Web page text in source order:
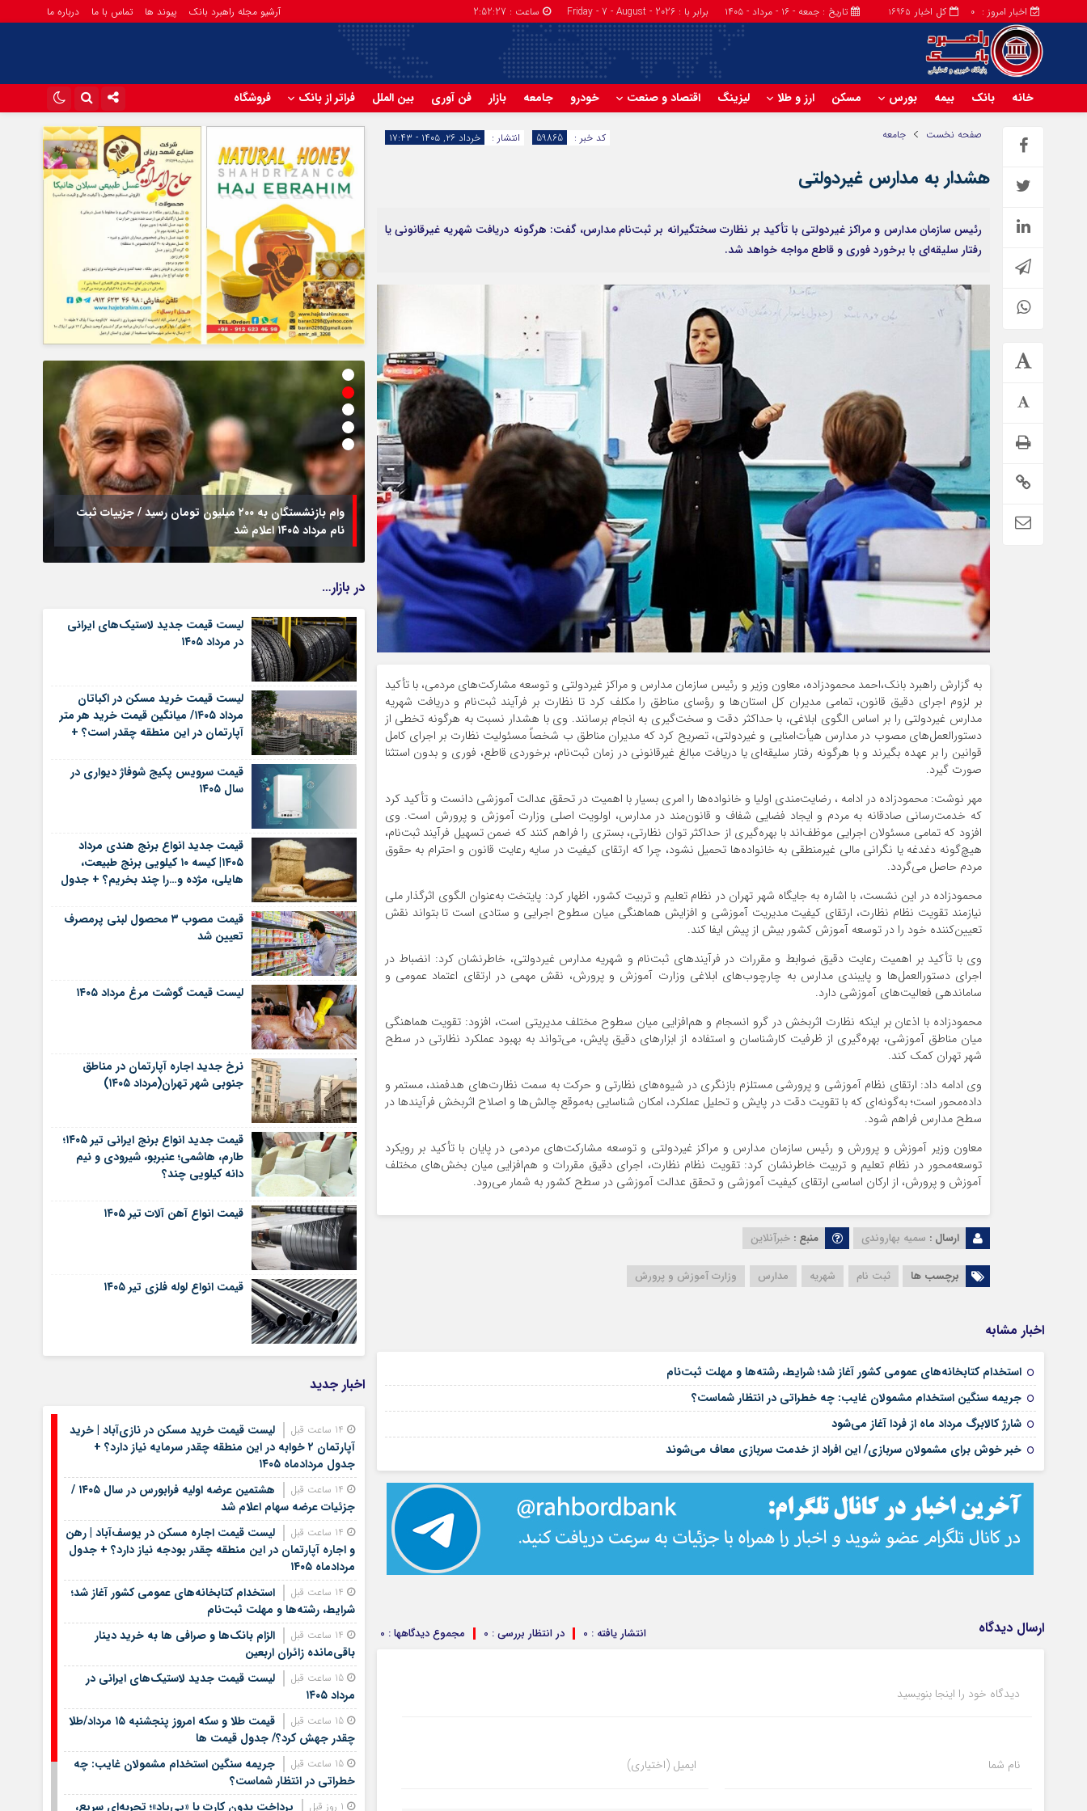
کل اخبار 16965 اخبار امروز : 0 تاریخ : جمعه - ۱۶ - مرداد - ۱۴۰۵ برابر با : Friday - 7 - August - 2026 ساعت : 2:52:28 آرشیو مجله راهبرد بانک پیوند ها تماس با ما درباره ما
خانه بانک بیمه بورس مسکن ارز و طلا لیزینگ اقتصاد و صنعت خودرو جامعه بازار فن آوری بین الملل فراتر از بانک فروشگاه
اینستاگرام
تلگرام
آپارات
صفحه نخست جامعه انتشار : خرداد ۲۶, ۱۴۰۵ - ۱۷:۴۳ کد خبر : 59865
هشدار به مدارس غیردولتی
رئیس سازمان مدارس و مراکز غیردولتی با تأکید بر نظارت سختگیرانه بر ثبت‌نام مدارس، گفت: هرگونه دریافت شهریه غیرقانونی یا
رفتار سلیقه‌ای با برخورد فوری و قاطع مواجه خواهد شد.
به گزارش راهبرد بانک،احمد محمودزاده، معاون وزیر و رئیس سازمان مدارس و مراکز غیردولتی و توسعه مشارکت‌های مردمی، با تأکید
بر لزوم اجرای دقیق قانون، تمامی مدیران کل استان‌ها و رؤسای مناطق را مکلف کرد تا نظارت بر فرآیند ثبت‌نام و دریافت شهریه
مدارس غیردولتی را بر اساس الگوی ابلاغی، با حداکثر دقت و سخت‌گیری به انجام برسانند. وی با هشدار نسبت به هرگونه تخطی از
دستورالعمل‌های مصوب در مدارس هیأت‌امنایی و غیردولتی، تصریح کرد که مدیران مناطق ب شخصاً مسئولیت نظارت بر اجرای کامل
قوانین را بر عهده بگیرند و با هرگونه رفتار سلیقه‌ای یا دریافت مبالغ غیرقانونی در زمان ثبت‌نام، برخوردی قاطع، فوری و بدون استثنا
صورت گیرد.
مهر نوشت: محمودزاده در ادامه ، رضایت‌مندی اولیا و خانواده‌ها را امری بسیار با اهمیت در تحقق عدالت آموزشی دانست و تأکید کرد
که خدمت‌رسانی صادقانه به مردم و ایجاد فضایی شفاف و قانون‌مند در مدارس، اولویت اصلی وزارت آموزش و پرورش است. وی
افزود که تمامی مسئولان اجرایی موظف‌اند با بهره‌گیری از حداکثر توان نظارتی، بستری را فراهم کنند که ضمن تسهیل فرآیند ثبت‌نام،
هیچ‌گونه دغدغه یا نگرانی مالی غیرمنطقی به خانواده‌ها تحمیل نشود، چرا که ارتقای کیفیت در سایه رعایت قانون و احترام به حقوق
مردم حاصل می‌گردد.
محمودزاده در این نشست، با اشاره به جایگاه شهر تهران در نظام تعلیم و تربیت کشور، اظهار کرد: پایتخت به‌عنوان الگوی اثرگذار ملی
نیازمند تقویت نظام نظارت، ارتقای کیفیت مدیریت آموزشی و افزایش هماهنگی میان سطوح اجرایی و ستادی است تا بتواند نقش
تعیین‌کننده خود را در توسعه آموزش کشور بیش از پیش ایفا کند.
وی با تأکید بر اهمیت رعایت دقیق ضوابط و مقررات در فرآیندهای ثبت‌نام و شهریه مدارس غیردولتی، خاطرنشان کرد: انضباط در
اجرای دستورالعمل‌ها و پایبندی مدارس به چارچوب‌های ابلاغی وزارت آموزش و پرورش، نقش مهمی در ارتقای اعتماد عمومی و
ساماندهی فعالیت‌های آموزشی دارد.
محمودزاده با اذعان بر اینکه نظارت اثربخش در گرو انسجام و هم‌افزایی میان سطوح مختلف مدیریتی است، افزود: تقویت هماهنگی
میان مناطق آموزشی، بهره‌گیری از ظرفیت کارشناسان و استفاده از ابزارهای دقیق پایش، می‌تواند به بهبود عملکرد نظارتی در سطح
شهر تهران کمک کند.
وی ادامه داد: ارتقای نظام آموزشی و پرورشی مستلزم بازنگری در شیوه‌های نظارتی و حرکت به سمت نظارت‌های هدفمند، مستمر و
داده‌محور است؛ به‌گونه‌ای که با تقویت دقت در پایش و تحلیل عملکرد، امکان شناسایی به‌موقع چالش‌ها و اصلاح اثربخش فرآیندها در
سطح مدارس فراهم شود.
معاون وزیر آموزش و پرورش و رئیس سازمان مدارس و مراکز غیردولتی و توسعه مشارکت‌های مردمی در پایان با تأکید بر رویکرد
توسعه‌محور در نظام تعلیم و تربیت خاطرنشان کرد: تقویت نظام نظارت، اجرای دقیق مقررات و هم‌افزایی میان بخش‌های مختلف
آموزش و پرورش، از ارکان اساسی ارتقای کیفیت آموزشی و تحقق عدالت آموزشی در سطح کشور به شمار می‌رود.
ارسال : سمیه بهاروندی منبع : خبرآنلاین
برچسب ها ثبت نام شهریه مدارس وزارت آموزش و پرورش
اخبار مشابه
استخدام کتابخانه‌های عمومی کشور آغاز شد؛ شرایط، رشته‌ها و مهلت ثبت‌نام
جریمه سنگین استخدام مشمولان غایب: چه خطراتی در انتظار شماست؟
شارژ کالابرگ مرداد ماه از فردا آغاز می‌شود
خبر خوش برای مشمولان سربازی/ این افراد از خدمت سربازی معاف می‌شوند
ارسال دیدگاه مجموع دیدگاهها : 0 در انتظار بررسی : 0 انتشار یافته : 0
دیدگاه خود را اینجا بنویسید
نام شما ایمیل (اختیاری)
اطلاعیه تامین اجتماعی درباره واریز حقوق تیر بازنشستگان تمدید خودکار بیمه سلامت دهک‌های اقتصادی ۱ تا ۵ تهران
وام بازنشستگان به ۲۰۰ میلیون تومان رسید / جزییات ثبت
نام مرداد ۱۴۰۵ اعلام شد
در بازار…
لیست قیمت جدید لاستیک‌های ایرانی
در مرداد ۱۴۰۵
لیست قیمت خرید مسکن در اکباتان
مرداد ۱۴۰۵/ میانگین قیمت خرید هر متر
آپارتمان در این منطقه چقدر است؟ +
قیمت سرویس پکیج شوفاژ دیواری در
سال ۱۴۰۵
قیمت جدید انواع برنج هندی مرداد
۱۴۰۵| کیسه ۱۰ کیلویی برنج طبیعت،
هایلی، مژده و…را چند بخریم؟ + جدول
قیمت مصوب ۳ محصول لبنی پرمصرف
تعیین شد
لیست قیمت گوشت مرغ مرداد ۱۴۰۵
نرخ جدید اجاره آپارتمان در مناطق
جنوبی شهر تهران(مرداد ۱۴۰۵)
قیمت جدید انواع برنج ایرانی تیر ۱۴۰۵؛
طارم، هاشمی؛ عنبربو، شیرودی و نیم
دانه کیلویی چند؟
قیمت انواع آهن آلات تیر ۱۴۰۵
قیمت انواع لوله فلزی تیر ۱۴۰۵
اخبار جدید
لیست قیمت خرید مسکن در نازی‌آباد | خرید
آپارتمان ۲ خوابه در این منطقه چقدر سرمایه نیاز دارد؟ +
جدول مردادماه ۱۴۰۵
هشتمین عرضه اولیه فرابورس در سال ۱۴۰۵ /
جزئیات عرضه سهام اعلام شد
لیست قیمت اجاره مسکن در یوسف‌آباد | رهن
و اجاره آپارتمان در این منطقه چقدر بودجه نیاز دارد؟ + جدول
مردادماه ۱۴۰۵
استخدام کتابخانه‌های عمومی کشور آغاز شد؛
شرایط، رشته‌ها و مهلت ثبت‌نام
الزام بانک‌ها و صرافی ها به خرید دینار
باقی‌مانده زائران اربعین
15 ساعت قبل
لیست قیمت جدید لاستیک‌های ایرانی در
مرداد ۱۴۰۵
15 ساعت قبل
قیمت طلا و سکه امروز پنجشنبه ۱۵ مرداد/طلا
چقدر جهش کرد؟/ جدول قیمت ها
15 ساعت قبل
جریمه سنگین استخدام مشمولان غایب: چه
خطراتی در انتظار شماست؟
پرداخت بدون کارت با «پی‌پاد»؛ تجربه‌ای سریع،